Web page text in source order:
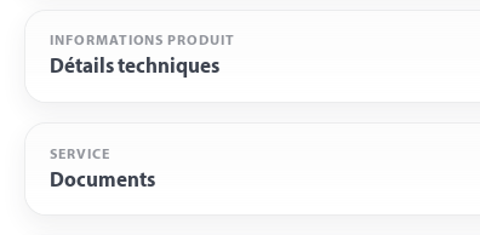
INFORMATIONS PRODUIT
Détails techniques
SERVICE
Documents